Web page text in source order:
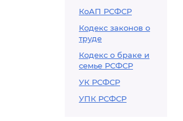
КоАП РСФСР
Кодекс законов о
труде
Кодекс о браке и
семье РСФСР
УК РСФСР
УПК РСФСР